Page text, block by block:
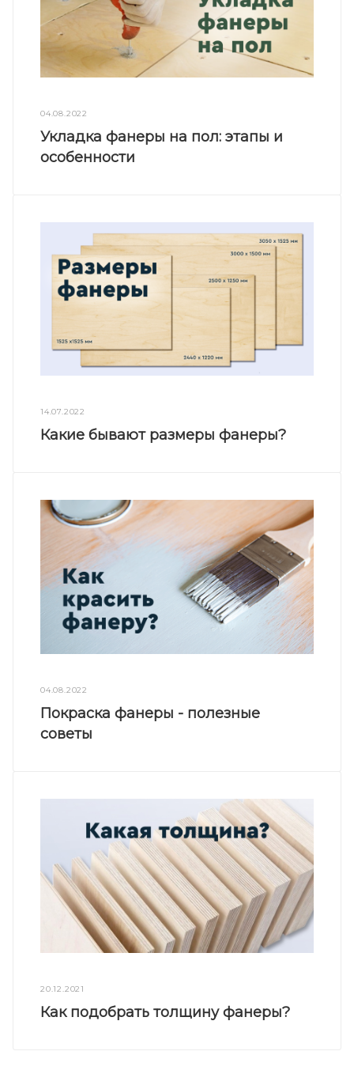
04.08.2022
Укладка фанеры на пол: этапы и
особенности
14.07.2022
Какие бывают размеры фанеры?
04.08.2022
Покраска фанеры - полезные
советы
20.12.2021
Как подобрать толщину фанеры?